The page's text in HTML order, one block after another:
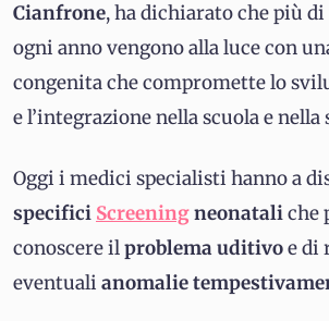
Cianfrone, ha dichiarato che più
ogni anno vengono alla luce con
congenita che compromette lo
e l’integrazione nella scuola e nella
Oggi i medici specialisti hanno a
specifici Screeningneonataliche
conoscere ilproblema uditivoe di
eventuali anomalie